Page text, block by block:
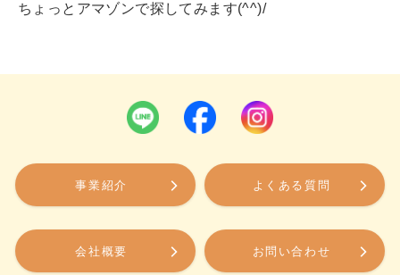
ちょっとアマゾンで探してみます(^^)/
事業紹介 よくある質問
会社概要 お問い合わせ